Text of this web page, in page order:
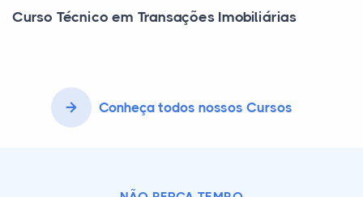
Curso Técnico em Transações Imobiliárias
Conheça todos nossos Cursos